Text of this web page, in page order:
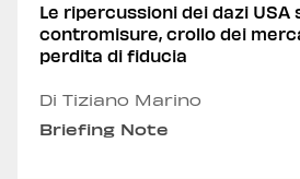
Le ripercussioni dei dazi USA
contromisure, crollo dei
perdita di fiducia
Di Tiziano Marino
Briefing Note